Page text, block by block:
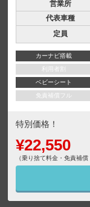
営業所
代表車種
定員
カーナビ搭載
利用者割
ベビーシート
免責補償フル
特別価格！
¥22,550
（乗り捨て料金・免責補償